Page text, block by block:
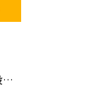
保育園、幼稚園、施設様！！内装リフォームでお悩み事はございませんか？